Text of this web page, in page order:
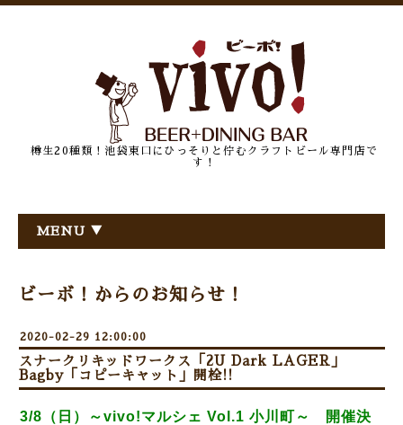
樽生20種類！池袋東口にひっそりと佇むクラフトビール専門店で
す！
MENU ▼
ビーボ！からのお知らせ！
2020-02-29 12:00:00
スナークリキッドワークス「2U Dark LAGER」
Bagby「コピーキャット」開栓!!
3/8（日）～vivo!マルシェ Vol.1 小川町～
開催決